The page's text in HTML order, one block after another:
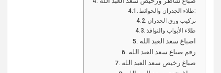
طلاء الجدران والحوائط:
تركيب ورق الجدران
طلاء الأبواب والنوافذ
اصباغ سعد العبد الله
رقم صباغ سعد العبد الله
صباغ رخيص سعد العبد الله